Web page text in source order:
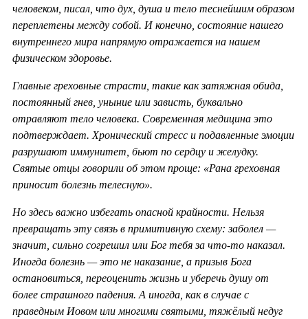
человеком, писал, что дух, душа и тело теснейшим образом
переплетены между собой. И конечно, состояние нашего
внутреннего мира напрямую отражается на нашем
физическом здоровье.
Главные греховные страсти, такие как затяжная обида,
постоянный гнев, уныние или зависть, буквально
отравляют тело человека. Современная медицина это
подтверждает. Хронический стресс и подавленные эмоции
разрушают иммунитет, бьют по сердцу и желудку.
Святые отцы говорили об этом проще: «Рана греховная
приносит болезнь телесную».
Но здесь важно избегать опасной крайности. Нельзя
превращать эту связь в примитивную схему: заболел —
значит, сильно согрешил или Бог тебя за что-то наказал.
Иногда болезнь — это не наказание, а призыв Бога
остановиться, переоценить жизнь и уберечь душу от
более страшного падения. А иногда, как в случае с
праведным Иовом или многими святыми, тяжёлый недуг